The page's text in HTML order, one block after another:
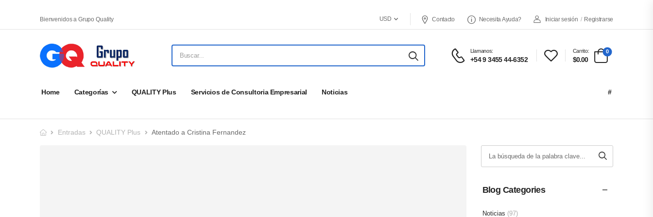
Bienvenidos a Grupo Quality USD Contacto Necesita Ayuda? Iniciar sesión / Registrarse
Llamanos:
+54 9 3455 44-6352
Carrito:
$0.00
0
Home Categorías QUALITY Plus Servicios de Consultoria Empresarial Noticias #
Entradas QUALITY Plus Atentado a Cristina Fernandez
Blog Categories
Noticias (97)